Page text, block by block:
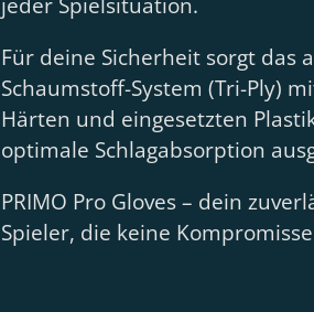
jeder Spielsituation.
Für deine Sicherheit sorgt das
Schaumstoff-System (Tri-Ply)
Härten und eingesetzten
optimale Schlagabsorption
PRIMO Pro Gloves – dein
Spieler, die keine